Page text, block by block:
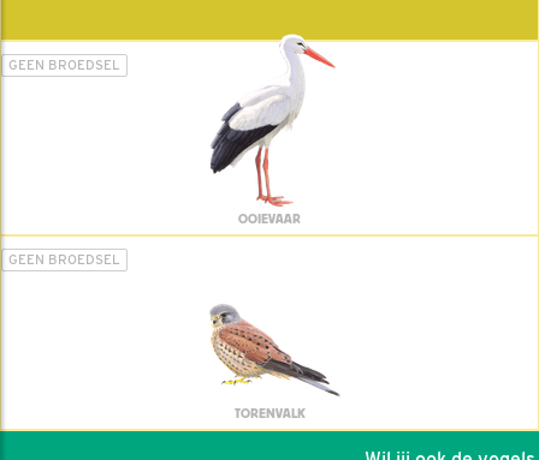
GEEN BROEDSEL
OOIEVAAR
GEEN BROEDSEL
TORENVALK